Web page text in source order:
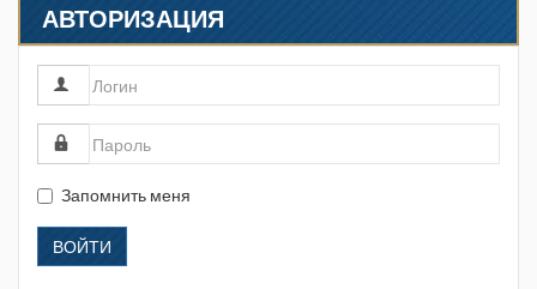
АВТОРИЗАЦИЯ
Запомнить меня
ВОЙТИ